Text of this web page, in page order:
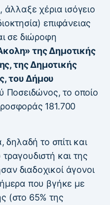
χέρια ισόγειο
επιφάνειας
σε διώροφη
της Δημοτικής
της Δημοτικής
του Δήμου
Ποσειδώνος, το οποίο
181.700
δηλαδή το σπίτι και
και της
διαδοχικοί άγονοι
που βγήκε με
(στο 65% της